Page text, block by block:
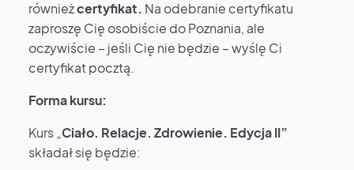
równieżcertyfikat. Na odebranie certyfikatu
zaproszę Cię osobiście do Poznania, ale
oczywiście – jeśli Cię nie będzie – wyślę Ci
certyfikat pocztą.
Forma kursu:
Kurs „Ciało. Relacje. Zdrowienie. Edycja II”
składał się będzie: